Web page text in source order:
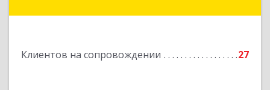
Клиентов на сопровождении 27